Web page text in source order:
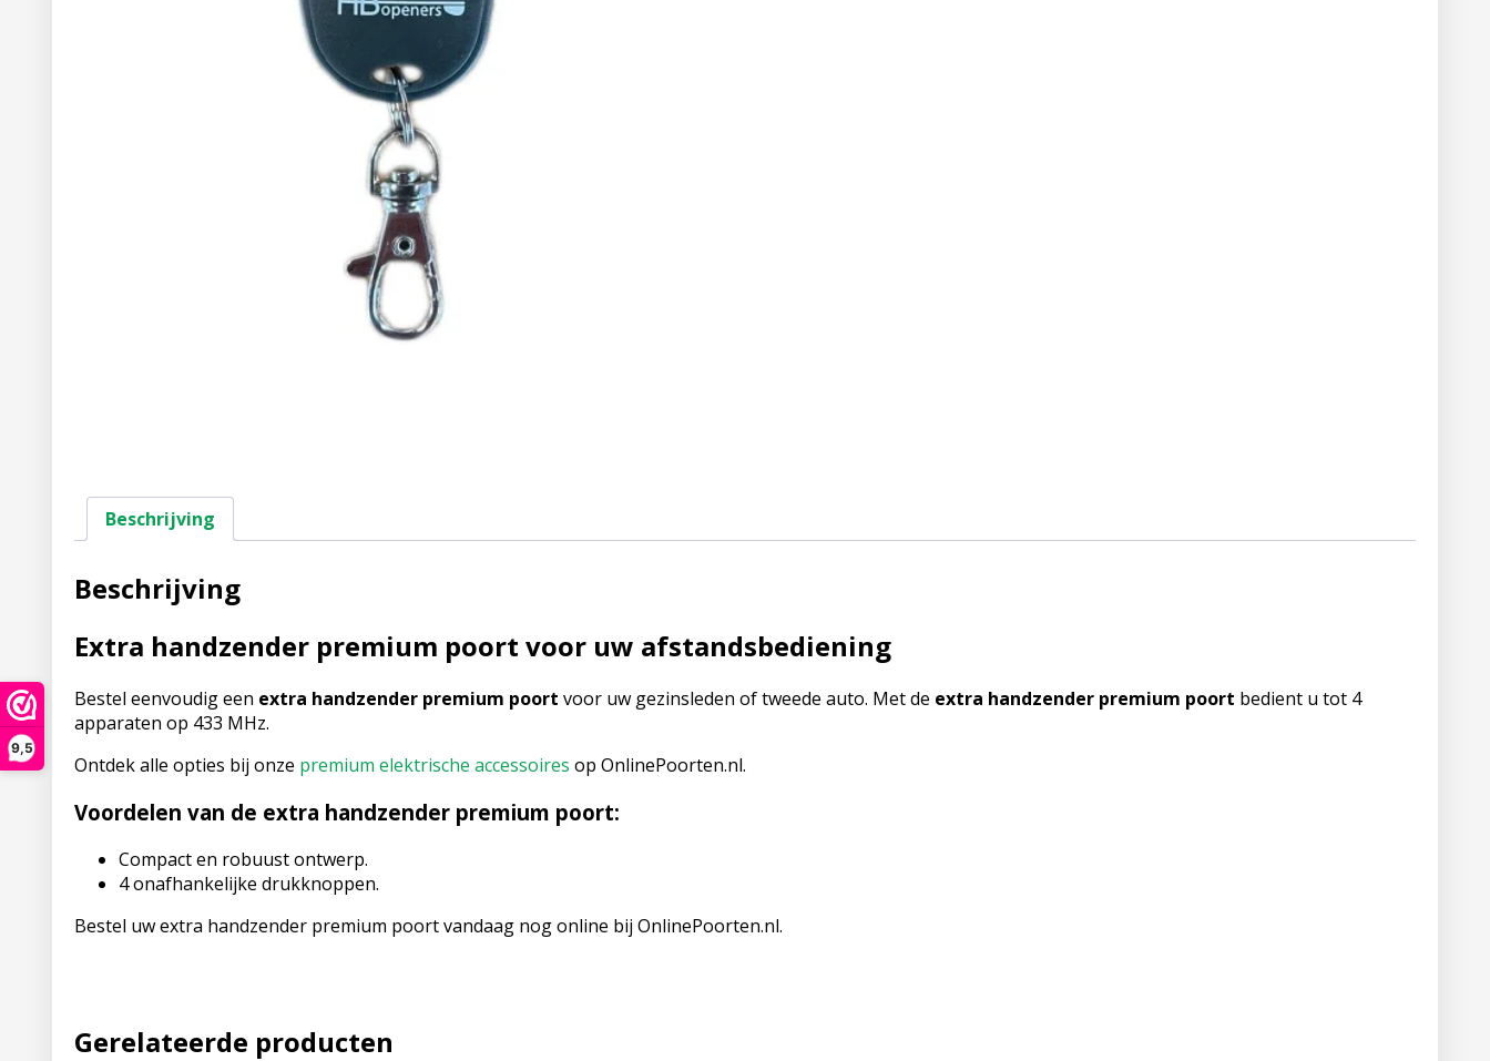
9,5
Beschrijving
Beschrijving
Extra handzender premium poort voor uw afstandsbediening
Bestel eenvoudig een extra handzender premium poort voor uw gezinsleden of tweede auto. Met de extra handzender premium poort bedient u tot 4
apparaten op 433 MHz.
Ontdek alle opties bij onze premium elektrische accessoires op OnlinePoorten.nl.
Voordelen van de extra handzender premium poort:
Compact en robuust ontwerp.
4 onafhankelijke drukknoppen.
Bestel uw extra handzender premium poort vandaag nog online bij OnlinePoorten.nl.
Gerelateerde producten